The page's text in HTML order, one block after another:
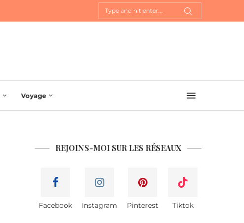
Voyage
REJOINS-MOI SUR LES RÉSEAUX
Facebook Instagram Pinterest Tiktok